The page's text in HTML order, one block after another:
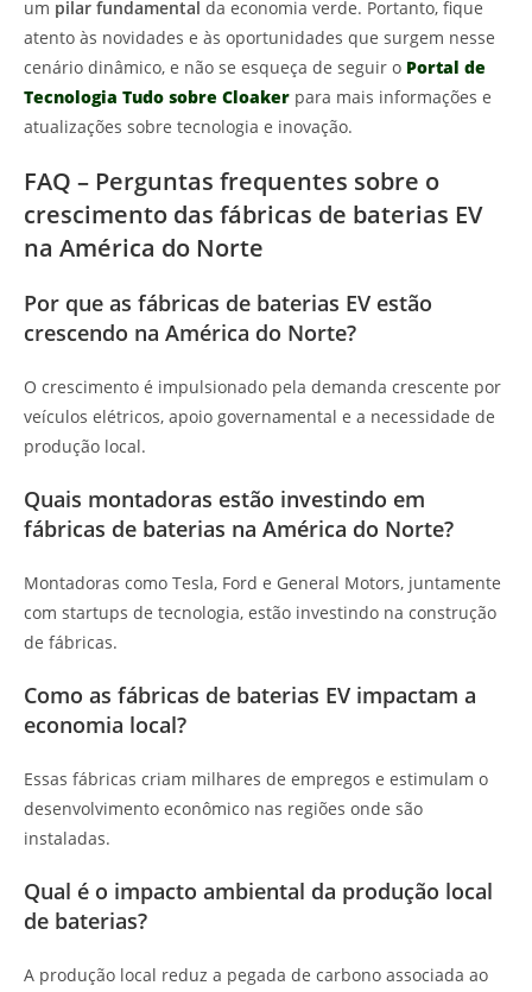
um pilar fundamental da economia verde. Portanto, fique
atento às novidades e às oportunidades que surgem nesse
cenário dinâmico, e não se esqueça de seguir o Portal de
Tecnologia Tudo sobre Cloaker para mais informações e
atualizações sobre tecnologia e inovação.
FAQ – Perguntas frequentes sobre o
crescimento das fábricas de baterias EV
na América do Norte
Por que as fábricas de baterias EV estão
crescendo na América do Norte?
O crescimento é impulsionado pela demanda crescente por
veículos elétricos, apoio governamental e a necessidade de
produção local.
Quais montadoras estão investindo em
fábricas de baterias na América do Norte?
Montadoras como Tesla, Ford e General Motors, juntamente
com startups de tecnologia, estão investindo na construção
de fábricas.
Como as fábricas de baterias EV impactam a
economia local?
Essas fábricas criam milhares de empregos e estimulam o
desenvolvimento econômico nas regiões onde são
instaladas.
Qual é o impacto ambiental da produção local
de baterias?
A produção local reduz a pegada de carbono associada ao